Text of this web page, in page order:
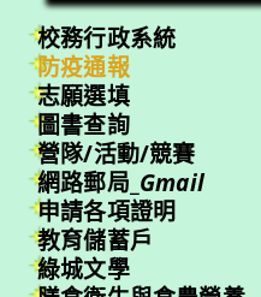
校務行政系統
防疫通報
志願選填
圖書查詢
營隊/活動/競賽
網路郵局_ Gmail
申請各項證明
教育儲蓄戶
綠城文學